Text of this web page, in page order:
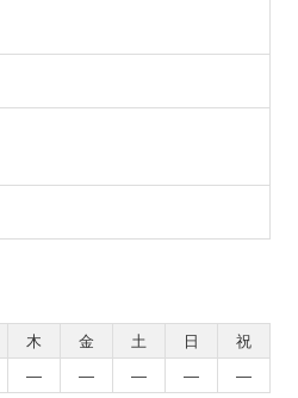
木 金 土 日
祝
― ― ― ―
―